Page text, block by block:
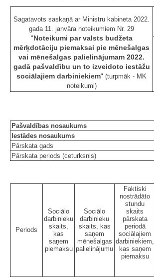
Sagatavots saskaņā ar Ministru kabineta 2022.
gada 11. janvāra noteikumiem Nr. 29
"Noteikumi par valsts budžeta
mērķdotāciju piemaksai pie mēnešalgas
vai mēnešalgas palielinājumam 2022.
gadā pašvaldību un to izveidoto iestāžu
sociālajiem darbiniekiem" (turpmāk - MK
noteikumi)
Pašvaldības nosaukums
Iestādes nosaukums
Pārskata gads
Pārskata periods (ceturksnis)
Periods
Sociālo
darbinieku
skaits,
kas
saņem
piemaksu
Sociālo
darbinieku
skaits, kas
saņem
mēnešalgas
palielinājumu
Faktiski
nostrādāto
stundu
skaits
pārskata
periodā
sociālajiem
darbiniekiem,
kas saņem
piemaksu